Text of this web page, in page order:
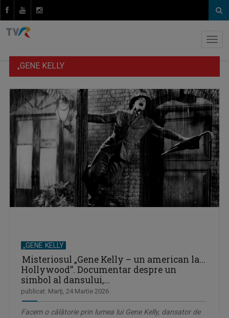
„GENE KELLY
„GENE KELLY
Misteriosul „Gene Kelly – un american la...
Hollywood”. Documentar despre un
simbol al dansului,...
publicat: Marţi, 24 Martie 2026
Facem o călătorie prin lumea lui Gene Kelly, dansator de